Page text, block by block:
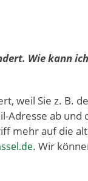
Wie kann
weil Sie z. B.
Adresse ab und
mehr auf die
. Wir